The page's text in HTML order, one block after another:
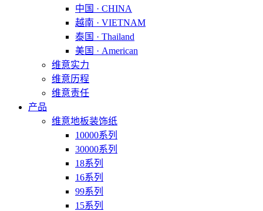
中国 · CHINA
越南 · VIETNAM
泰国 · Thailand
美国 · American
维意实力
维意历程
维意责任
产品
维意地板装饰纸
10000系列
30000系列
18系列
16系列
99系列
15系列